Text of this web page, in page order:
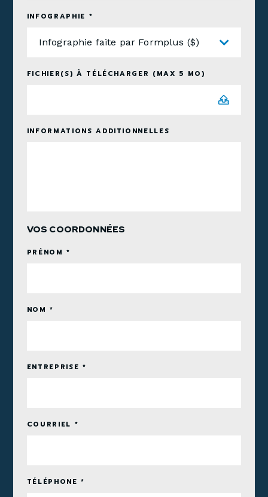
INFOGRAPHIE *
Infographie faite par Formplus ($)
FICHIER(S) À TÉLÉCHARGER (MAX 5 MO)
INFORMATIONS ADDITIONNELLES
VOS COORDONNÉES
PRÉNOM *
NOM *
ENTREPRISE *
COURRIEL *
TÉLÉPHONE *